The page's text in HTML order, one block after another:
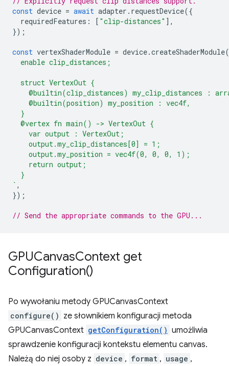
const device = await adapter . requestDevice({
requiredFeatures : [ "clip-distances" ],
});
const vertexShaderModule = device.createShaderModule
  enable clip_distances;
  struct VertexOut {
@builtin(clip_distances) my_clip_distances :
    @builtin(position) my_position : vec4f,
  }
  @vertex fn main() -> VertexOut {
    var output : VertexOut;
    output.my_clip_distances[0] = 1;
    output.my_position = vec4f(0, 0, 0, 1);
    return output;
  }
` ,
});
// Send the appropriate commands to the GPU...
GPUCanvasContext get
Configuration()
Po wywołaniu metody GPUCanvasContext
configure() ze słownikiem konfiguracji metoda
GPUCanvasContext getConfiguration() umożliwia
sprawdzenie konfiguracji kontekstu elementu canvas.
Należą do niej osoby z device , format , usage ,